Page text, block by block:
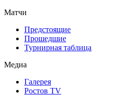
Матчи
Предстоящие
Прошедшие
Турнирная таблица
Медиа
Галерея
Ростов TV